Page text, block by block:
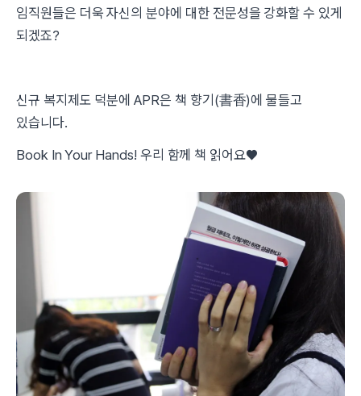
임직원들은 더욱 자신의 분야에 대한 전문성을 강화할 수 있게
되겠죠?
신규 복지제도 덕분에 APR은 책 향기(書香)에 물들고
있습니다.
Book In Your Hands! 우리 함께 책 읽어요♥